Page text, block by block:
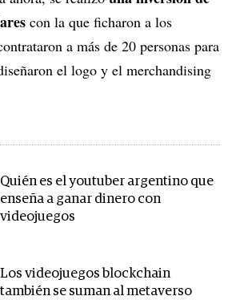
con la que ficharon a los
a más de 20 personas para
el logo y el merchandising
Quién es el youtuber argentino que
enseña a ganar dinero con
videojuegos
Los videojuegos blockchain
también se suman al metaverso